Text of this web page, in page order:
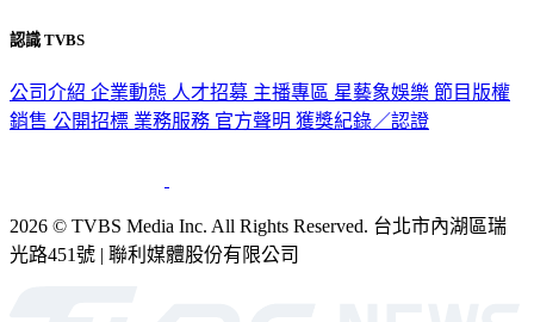
認識 TVBS
公司介紹 企業動態 人才招募 主播專區 星藝象娛樂 節目版權
銷售 公開招標 業務服務 官方聲明 獲獎紀錄／認證
2026 © TVBS Media Inc. All Rights Reserved. 台北市內湖區瑞
光路451號 | 聯利媒體股份有限公司